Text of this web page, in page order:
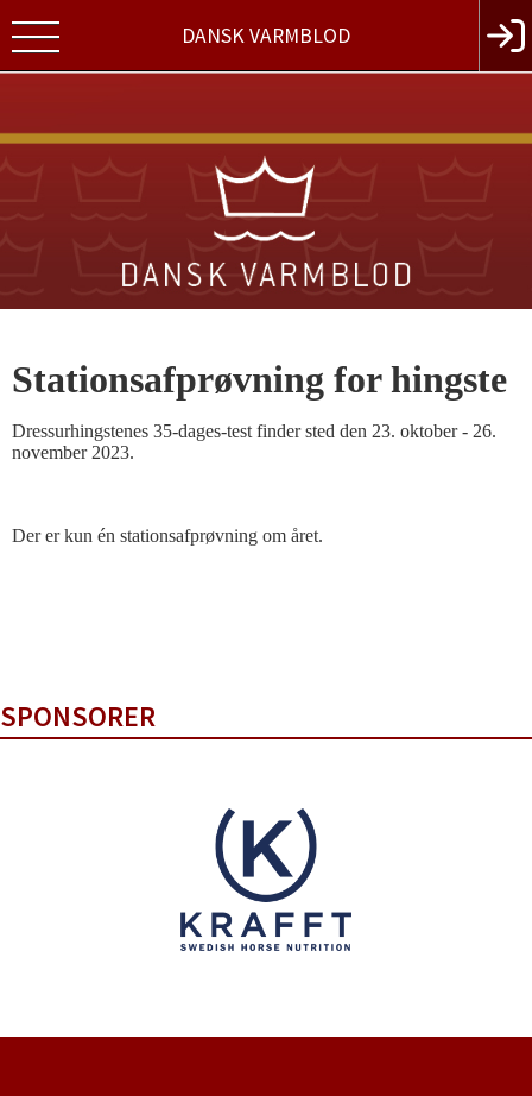
DANSK VARMBLOD
Stationsafprøvning for hingste
Dressurhingstenes 35-dages-test finder sted den 23. oktober - 26.
november 2023.
Der er kun én stationsafprøvning om året.
SPONSORER